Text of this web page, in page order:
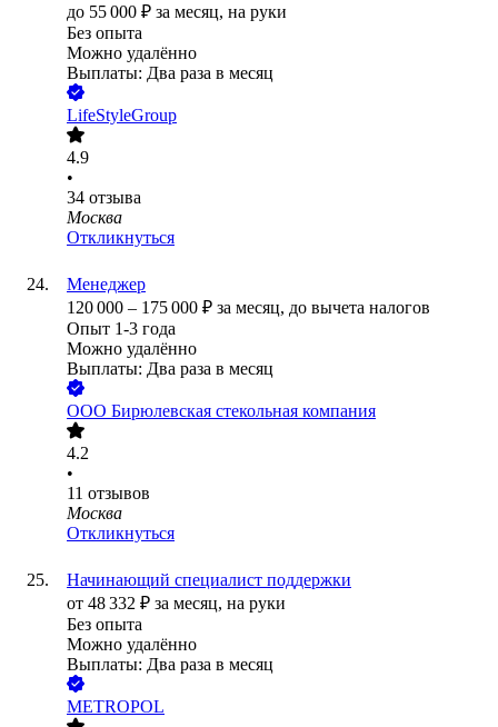
до 55 000 ₽ за месяц, на руки
Без опыта
Можно удалённо
Выплаты: Два раза в месяц
LifeStyleGroup
4.9
•
34 отзыва
Москва
Откликнуться
Менеджер
120 000 – 175 000 ₽ за месяц, до вычета налогов
Опыт 1-3 года
Можно удалённо
Выплаты: Два раза в месяц
ООО Бирюлевская стекольная компания
4.2
•
11 отзывов
Москва
Откликнуться
Начинающий специалист поддержки
от 48 332 ₽ за месяц, на руки
Без опыта
Можно удалённо
Выплаты: Два раза в месяц
METROPOL